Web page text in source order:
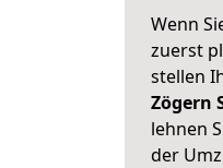
Wenn
zuerst
stellen
Zögern
lehnen
der